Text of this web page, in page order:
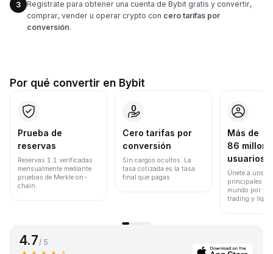
3
Regístrate para obtener una cuenta de Bybit gratis y convertir,
comprar, vender u operar crypto con cero tarifas por
conversión.
Por qué convertir en Bybit
Prueba de
reservas
Reservas 1:1 verificadas
mensualmente mediante
pruebas de Merkle on-
chain.
Cero tarifas por
conversión
Sin cargos ocultos. La
tasa cotizada es la tasa
final que pagas.
Más de
86
usuarios
Únete a uno
principales
mundo por
trading y
4.7 / 5